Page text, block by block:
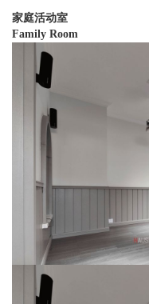
家庭活动室
Family Room